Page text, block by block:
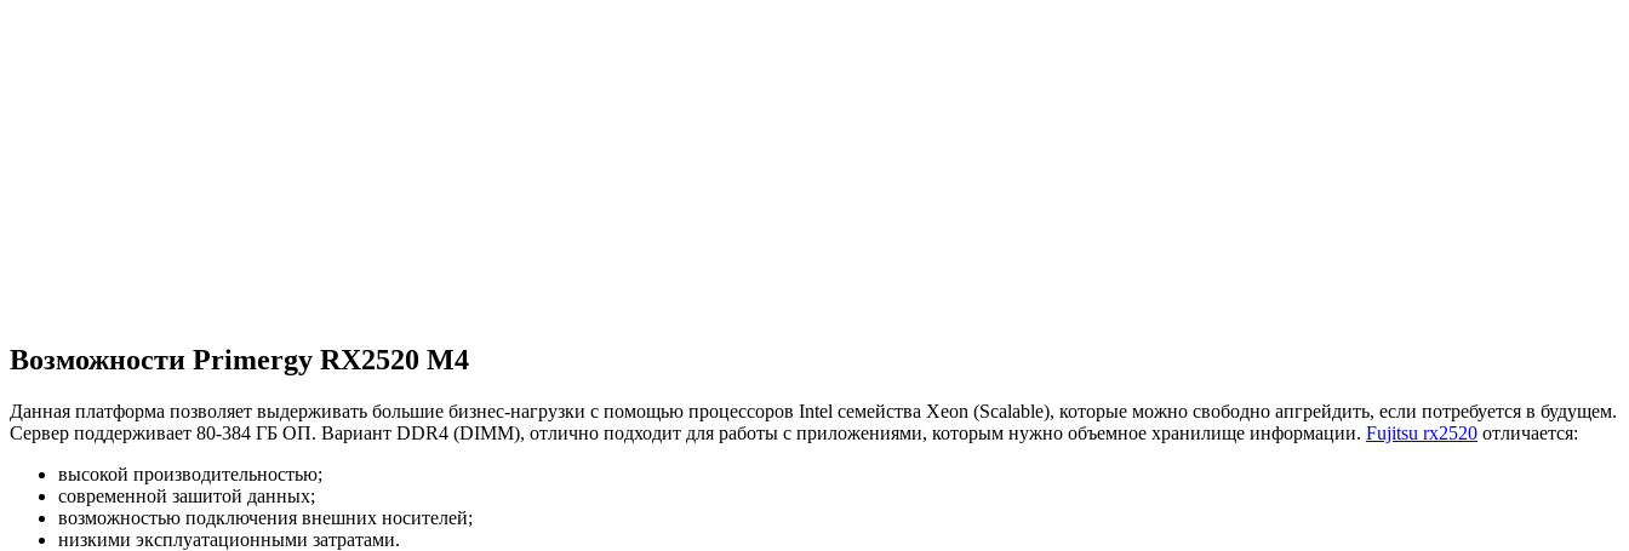
Возможности Primergy RX2520 M4
Данная платформа позволяет выдерживать большие бизнес-нагрузки с помощью процессоров Intel семейства Xeon (Scalable), которые можно свободно апгрейдить, если потребуется в будущем.
Сервер поддерживает 80-384 ГБ ОП. Вариант DDR4 (DIMM), отлично подходит для работы с приложениями, которым нужно объемное хранилище информации. Fujitsu rx2520 отличается:
высокой производительностью;
современной зашитой данных;
возможностью подключения внешних носителей;
низкими эксплуатационными затратами.